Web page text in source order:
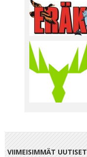
VIIMEISIMMÄT UUTISET